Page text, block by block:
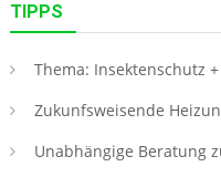
TIPPS
Thema: Insektenschutz
Zukunfsweisende
Unabhängige Beratung